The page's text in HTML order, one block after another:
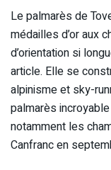
Le palmarès de
médailles d’or aux
d’orientation si
article. Elle se
alpinisme et sky-
palmarès
notamment les
Canfranc en